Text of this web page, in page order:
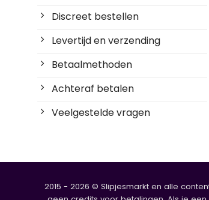
Discreet bestellen
Levertijd en verzending
Betaalmethoden
Achteraf betalen
Veelgestelde vragen
2015 - 2026 © Slipjesmarkt en alle